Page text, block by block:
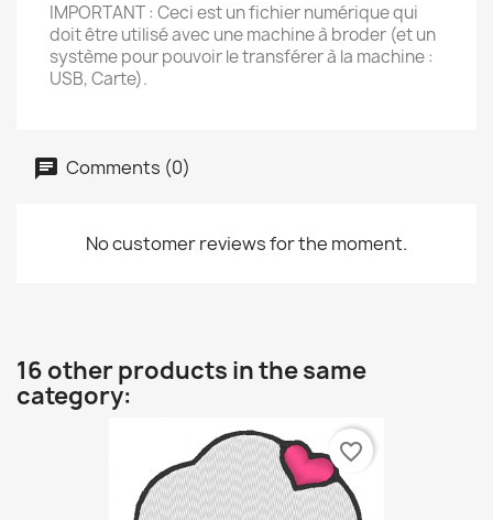
IMPORTANT : Ceci est un fichier numérique qui
doit être utilisé avec une machine à broder (et un
système pour pouvoir le transférer à la machine :
USB, Carte).
Comments (0)
No customer reviews for the moment.
16 other products in the same
category:
favorite_border